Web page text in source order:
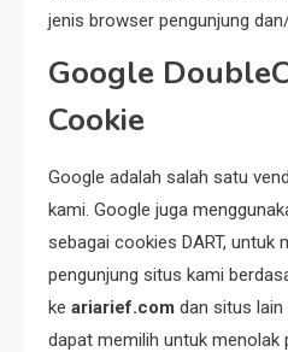
jenis browser pengunjung
Google
Cookie
Google adalah salah satu
kami. Google juga
sebagai cookies DART, untuk
pengunjung situs kami
ke ariarief.com dan situs lain
dapat memilih untuk menolak